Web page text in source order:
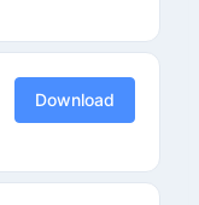
Download